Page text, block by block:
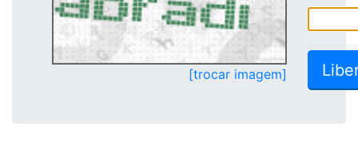
[trocar imagem]